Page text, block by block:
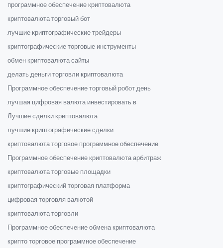
программное обеспечение криптовалюта
криптовалюта торговый бот
лучшие криптографические трейдеры
криптографические торговые инструменты
обмен криптовалюта сайты
делать деньги торговли криптовалюта
Программное обеспечение торговый робот день
лучшая цифровая валюта инвестировать в
Лучшие сделки криптовалюта
лучшие криптографические сделки
криптовалюта торговое программное обеспечение
Программное обеспечение криптовалюта арбитраж
криптовалюта торговые площадки
криптографический торговая платформа
цифровая торговля валютой
криптовалюта торговли
Программное обеспечение обмена криптовалюта
крипто торговое программное обеспечение